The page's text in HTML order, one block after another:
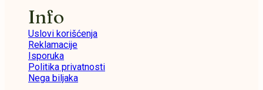
Info
Uslovi korišćenja
Reklamacije
Isporuka
Politika privatnosti
Nega biljaka